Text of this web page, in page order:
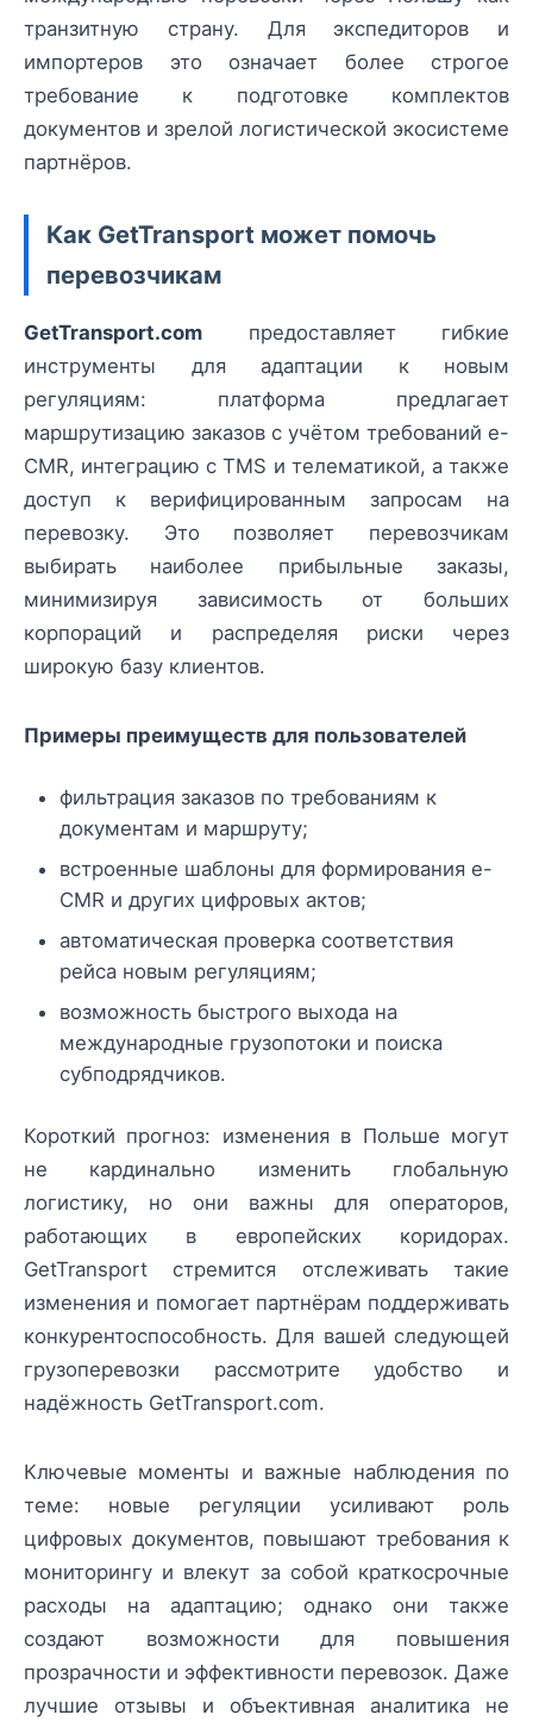
транзитную страну. Для экспедиторов и
импортеров это означает более строгое
требование к подготовке комплектов
документов и зрелой логистической экосистеме
партнёров.
Как GetTransport может помочь
перевозчикам
GetTransport.com предоставляет гибкие
инструменты для адаптации к новым
регуляциям: платформа предлагает
маршрутизацию заказов с учётом требований e-
CMR, интеграцию с TMS и телематикой, а также
доступ к верифицированным запросам на
перевозку. Это позволяет перевозчикам
выбирать наиболее прибыльные заказы,
минимизируя зависимость от больших
корпораций и распределяя риски через
широкую базу клиентов.
Примеры преимуществ для пользователей
фильтрация заказов по требованиям к
документам и маршруту;
встроенные шаблоны для формирования e-
CMR и других цифровых актов;
автоматическая проверка соответствия
рейса новым регуляциям;
возможность быстрого выхода на
международные грузопотоки и поиска
субподрядчиков.
Короткий прогноз: изменения в Польше могут
не кардинально изменить глобальную
логистику, но они важны для операторов,
работающих в европейских коридорах.
GetTransport стремится отслеживать такие
изменения и помогает партнёрам поддерживать
конкурентоспособность. Для вашей следующей
грузоперевозки рассмотрите удобство и
надёжность GetTransport.com.
Ключевые моменты и важные наблюдения по
теме: новые регуляции усиливают роль
цифровых документов, повышают требования к
мониторингу и влекут за собой краткосрочные
расходы на адаптацию; однако они также
создают возможности для повышения
прозрачности и эффективности перевозок. Даже
лучшие отзывы и объективная аналитика не